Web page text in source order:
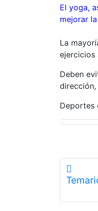
El yoga,
mejorar
La
ejercicios
Deben
Deportes